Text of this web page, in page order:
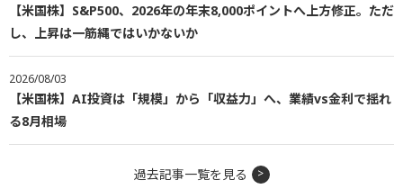
【米国株】S&P500、2026年の年末8,000ポイントへ上方修正。ただ
し、上昇は一筋縄ではいかないか
2026/08/03
【米国株】AI投資は「規模」から「収益力」へ、業績vs金利で揺れ
る8月相場
過去記事一覧を見る